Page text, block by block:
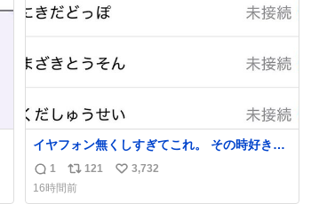
数
イヤフォン無くしすぎてこれ。 その時好きだ
った男のセコムの名前にしてる
返
信
1
リ
ポ
121
い
3,732
16時間前